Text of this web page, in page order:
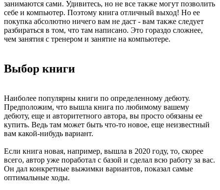
занимаются сами. Удивитесь, но не все также могут позволить
себе и компьютер. Поэтому книга отличный выход! Но ее
покупка абсолютно ничего вам не даст - вам также следует
разбираться в том, что там написано. Это гораздо сложнее,
чем занятия с тренером и занятие на компьютере.
Выбор книги
Наиболее популярны книги по определенному дебюту.
Предположим, что вышла книга по любимому вашему
дебюту, еще и авторитетного автора, вы просто обязаны ее
купить. Ведь там может быть что-то новое, еще неизвестный
вам какой-нибудь вариант.
Если книга новая, например, вышла в 2020 году, то, скорее
всего, автор уже поработал с базой и сделал всю работу за вас.
Он дал конкретные выжимки вариантов, показал самые
оптимальные ходы.